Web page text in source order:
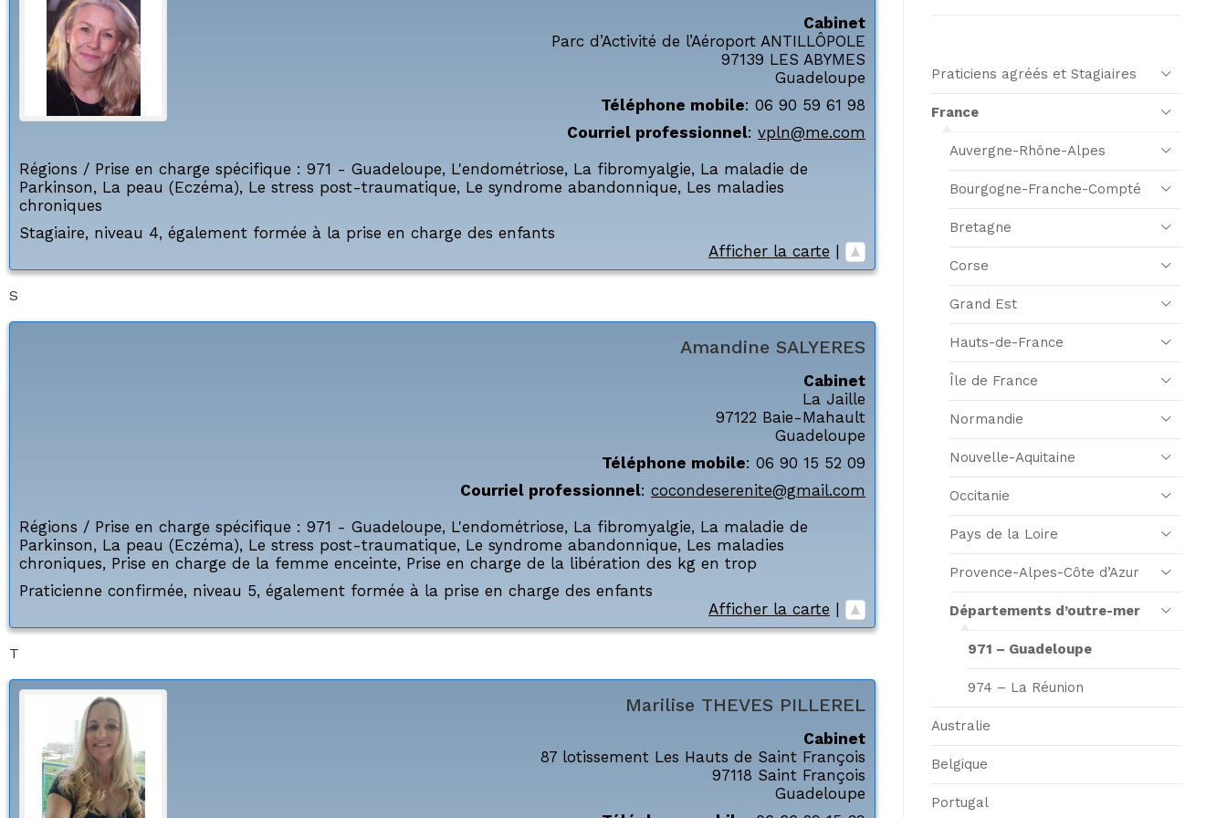
Cabinet
Parc d’Activité de l’Aéroport ANTILLÔPOLE
97139 LES ABYMES
Guadeloupe
Téléphone mobile: 06 90 59 61 98
Courriel professionnel: vpln@me.com
Régions / Prise en charge spécifique : 971 - Guadeloupe, L'endométriose, La fibromyalgie, La maladie de
Parkinson, La peau (Eczéma), Le stress post-traumatique, Le syndrome abandonnique, Les maladies
chroniques
Stagiaire, niveau 4, également formée à la prise en charge des enfants
Afficher la carte
S
Amandine SALYERES
Cabinet
La Jaille
97122 Baie-Mahault
Guadeloupe
Téléphone mobile: 06 90 15 52 09
Courriel professionnel: cocondeserenite@gmail.com
Régions / Prise en charge spécifique : 971 - Guadeloupe, L'endométriose, La fibromyalgie, La maladie de
Parkinson, La peau (Eczéma), Le stress post-traumatique, Le syndrome abandonnique, Les maladies
chroniques, Prise en charge de la femme enceinte, Prise en charge de la libération des kg en trop
Praticienne confirmée, niveau 5, également formée à la prise en charge des enfants
Afficher la carte |
T
Marilise THEVES PILLEREL
Cabinet
87 lotissement Les Hauts de Saint François
97118 Saint François
Guadeloupe
Praticiens agréés et Stagiaires
France
Auvergne-Rhône-Alpes
Bourgogne-Franche-Compté
Bretagne
Corse
Grand Est
Hauts-de-France
Île de France
Normandie
Nouvelle-Aquitaine
Occitanie
Pays de la Loire
Provence-Alpes-Côte d’Azur
Départements d’outre-mer
971 – Guadeloupe
974 – La Réunion
Australie
Belgique
Portugal